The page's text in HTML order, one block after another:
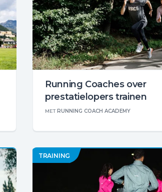
Running Coaches over
prestatielopers trainen
METRUNNING COACH ACADEMY
TRAINING